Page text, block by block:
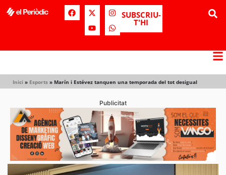
SUBSCRIU-
T'HI
Inici » Esports » Marín i Estévez tanquen una temporada del tot desigual
Publicitat